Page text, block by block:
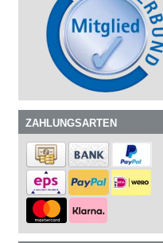
ZAHLUNGSARTEN